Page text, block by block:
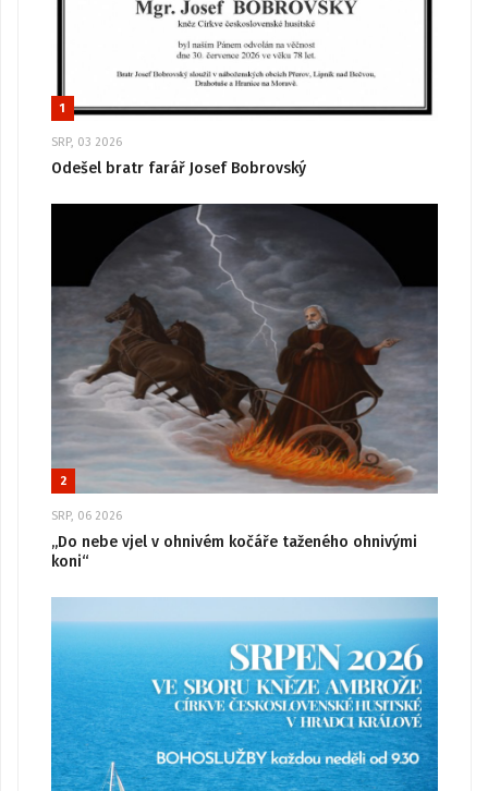
1
SRP, 03 2026
Odešel bratr farář Josef Bobrovský
2
SRP, 06 2026
„Do nebe vjel v ohnivém kočáře taženého ohnivými
koni“